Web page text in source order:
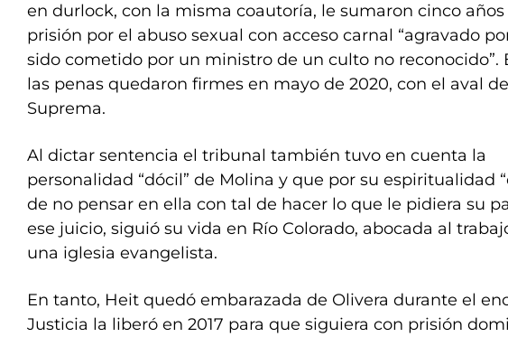
en durlock, con la misma coautoría, le sumaron cinco
prisión por el abuso sexual con acceso carnal “agravado
sido cometido por un ministro de un culto no reconocido”.
las penas quedaron firmes en mayo de 2020, con el aval
Suprema.
Al dictar sentencia el tribunal también tuvo en cuenta la
personalidad “dócil” de Molina y que por su espiritualidad
de no pensar en ella con tal de hacer lo que le pidiera su
ese juicio, siguió su vida en Río Colorado, abocada al
una iglesia evangelista.
En tanto, Heit quedó embarazada de Olivera durante el
Justicia la liberó en 2017 para que siguiera con prisión